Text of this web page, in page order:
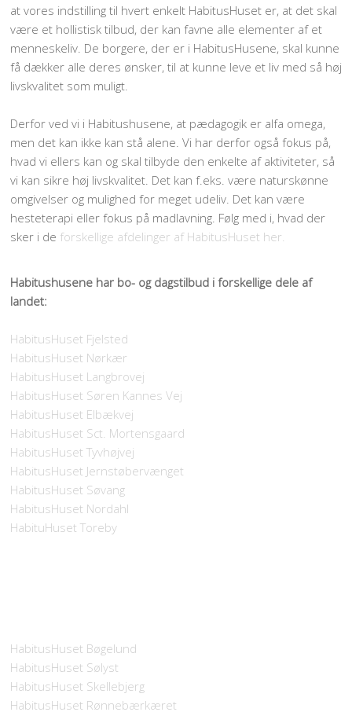
at vores indstilling til hvert enkelt HabitusHuset er, at det skal
være et hollistisk tilbud, der kan favne alle elementer af et
menneskeliv. De borgere, der er i HabitusHusene, skal kunne
få dækker alle deres ønsker, til at kunne leve et liv med så høj
livskvalitet som muligt.
Derfor ved vi i Habitushusene, at pædagogik er alfa omega,
men det kan ikke kan stå alene. Vi har derfor også fokus på,
hvad vi ellers kan og skal tilbyde den enkelte af aktiviteter, så
vi kan sikre høj livskvalitet. Det kan f.eks. være naturskønne
omgivelser og mulighed for meget udeliv. Det kan være
hesteterapi eller fokus på madlavning. Følg med i, hvad der
sker i de forskellige afdelinger af HabitusHuset her.
Habitushusene har bo- og dagstilbud i forskellige dele af
landet:
HabitusHuset Fjelsted
HabitusHuset Nørkær
HabitusHuset Langbrovej
HabitusHuset Søren Kannes Vej
HabitusHuset Elbækvej
HabitusHuset Sct. Mortensgaard
HabitusHuset Tyvhøjvej
HabitusHuset Jernstøbervænget
HabitusHuset Søvang
HabitusHuset Nordahl
HabituHuset Toreby
HabitusHuset Bøgelund
HabitusHuset Sølyst
HabitusHuset Skellebjerg
HabitusHuset Rønnebærkæret